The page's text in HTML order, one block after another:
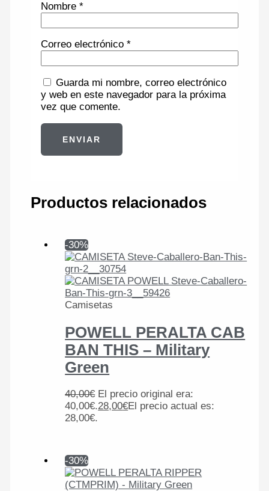
Nombre*
Correo electrónico*
Guarda mi nombre, correo electrónico
y web en este navegador para la próxima
vez que comente.
Productos relacionados
-30%
Camisetas
POWELL PERALTA CAB
BAN THIS – Military
Green
40,00€ El precio original era:
40,00€.28,00€El precio actual es:
28,00€.
-30%